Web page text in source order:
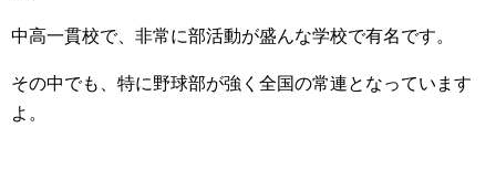
中高一貫校で、非常に部活動が盛んな学校で有名です。
その中でも、特に野球部が強く全国の常連となっています
よ。